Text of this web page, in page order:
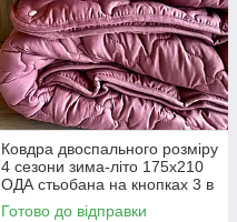
Ковдра двоспального розміру
4 сезони зима-літо 175х210
ОДА стьобана на кнопках 3 в
1, Колір - Малиновий
Готово до відправки